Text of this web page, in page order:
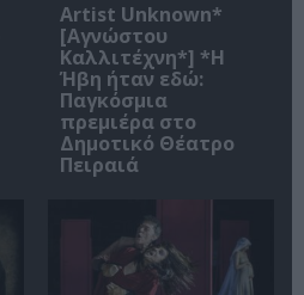
Artist Unknown*
[Αγνώστου
Καλλιτέχνη*] *Η
Ήβη ήταν εδώ:
Παγκόσμια
πρεμιέρα στο
Δημοτικό Θέατρο
Πειραιά